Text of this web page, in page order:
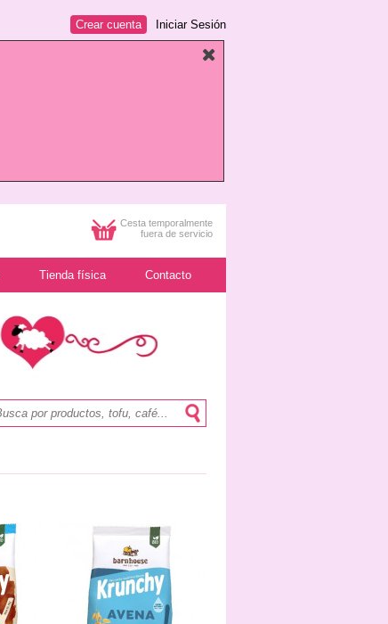
Iniciar Sesión
Crear cuenta
Cesta temporalmente
fuera de servicio
Tienda física Contacto